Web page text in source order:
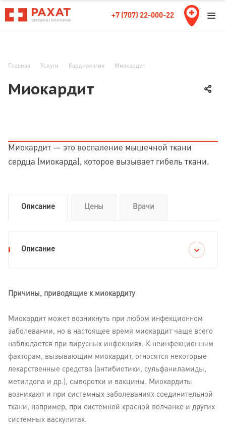
+7 (707) 22-000-22
Главная Услуги Кардиология Миокардит
Миокардит
Миокардит — это воспаление мышечной ткани
сердца (миокарда), которое вызывает гибель ткани.
Описание Цены Врачи
Описание
Причины, приводящие к миокардиту
Миокардит может возникнуть при любом инфекционном
заболевании, но в настоящее время миокардит чаще всего
наблюдается при вирусных инфекциях. К неинфекционным
факторам, вызывающим миокардит, относятся некоторые
лекарственные средства (антибиотики, сульфаниламиды,
метилдопа и др.), сыворотки и вакцины. Миокардиты
возникают и при системных заболеваниях соединительной
ткани, например, при системной красной волчанке и других
системных васкулитах.